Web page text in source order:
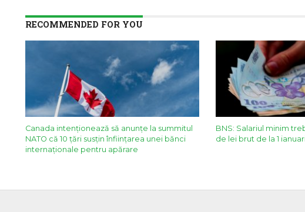
RECOMMENDED FOR YOU
Canada intenţionează să anunţe la summitul
NATO că 10 ţări susţin înfiinţarea unei bănci
internaţionale pentru apărare
BNS: Salariul minim
de lei brut de la 1